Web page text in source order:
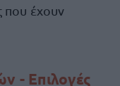
που έχουν
- Επιλογές